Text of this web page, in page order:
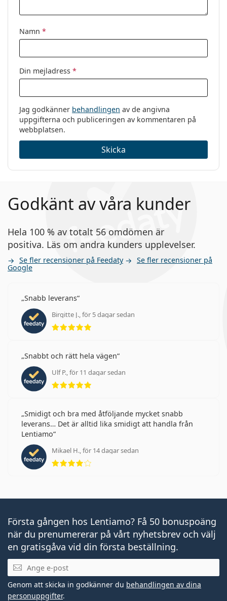
Kategori:
Glasögon
Varumärke:
Namn *
Din mejladress *
Jag godkänner behandlingen av de angivna
uppgifterna och publiceringen av kommentaren på
webbplatsen.
Skicka
Godkänt av våra kunder
Hela 100 % av totalt 56 omdömen är
positiva. Läs om andra kunders upplevelser.
Se fler recensioner på Feedaty Se fler recensioner på
Google
Snabb leverans
Birgitte J., för 5 dagar sedan
Betyg 5 av 5
Snabbt och rätt hela vägen
Ulf P., för 11 dagar sedan
Betyg 5 av 5
Smidigt och bra med åtföljande mycket snabb
leverans… Det är alltid lika smidigt att handla från
Lentiamo
Mikael H., för 14 dagar sedan
Betyg 4 av 5
Första gången hos Lentiamo? Få 50 bonuspoäng
när du prenumererar på vårt nyhetsbrev och välj
en gratisgåva vid din första beställning.
Mejladress
Genom att skicka in godkänner du behandlingen av dina
personuppgifter.